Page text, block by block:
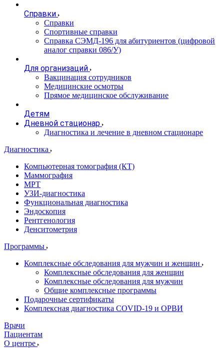
Справки
Справки
Спортивные справки
Справка СЭМД‑196 для абитуриентов (цифровой
аналог справки 086/У)
Для организаций
Вакцинация сотрудников
Медицинские осмотры
Прямое медицинское обслуживание
Детям
Дневной стационар
Диагностика и лечение в дневном стационаре
Диагностика
Компьютерная томография (КТ)
Маммография
МРТ
УЗИ-диагностика
Функциональная диагностика
Эндоскопия
Рентгенология
Денситометрия
Программы
Комплексные обследования для мужчин и женщин
Комплексные обследования для женщин
Комплексные обследования для мужчин
Общие комплексные программы
Подарочные сертификаты
Комплексная диагностика COVID-19 и ОРВИ
Врачи
Пациентам
О центре